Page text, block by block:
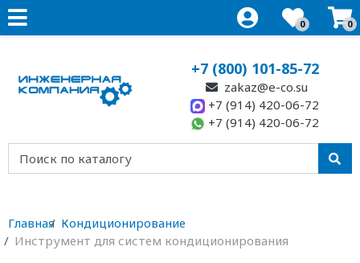
0 0
+7 (800) 101-85-72
zakaz@e-co.su
+7 (914) 420-06-72
+7 (914) 420-06-72
Главная Кондиционирование
Инструмент для систем кондиционирования